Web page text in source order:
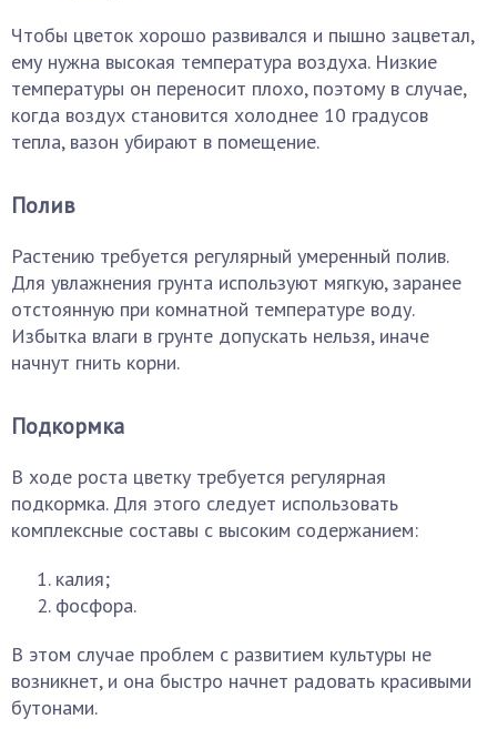
Чтобы цветок хорошо развивался и пышно зацветал,
ему нужна высокая температура воздуха. Низкие
температуры он переносит плохо, поэтому в случае,
когда воздух становится холоднее 10 градусов
тепла, вазон убирают в помещение.
Полив
Растению требуется регулярный умеренный полив.
Для увлажнения грунта используют мягкую, заранее
отстоянную при комнатной температуре воду.
Избытка влаги в грунте допускать нельзя, иначе
начнут гнить корни.
Подкормка
В ходе роста цветку требуется регулярная
подкормка. Для этого следует использовать
комплексные составы с высоким содержанием:
калия;
фосфора.
В этом случае проблем с развитием культуры не
возникнет, и она быстро начнет радовать красивыми
бутонами.